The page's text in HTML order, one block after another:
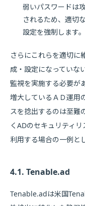
弱いパスワードは
されるため、適切
設定を強制します。
さらにこれらを適切に
成・設定になっていな
監視を実施する必要が
増大しているＡＤ運用
スを捻出するのは至難
くADのセキュリティ
利用する場合の一例と
4.1. Tenable.ad
Tenable.adは米国